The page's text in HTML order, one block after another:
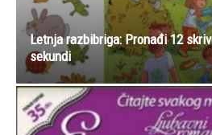
Letnja razbibriga: Pronađi 12
sekundi